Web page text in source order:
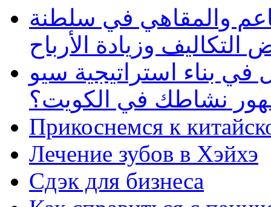
والمقاهي في سلطنة
وزيادة الأرباح
بناء استراتيجية سيو
نشاطك في الكويت؟
Прикоснемся к
Лечение зубов в Хэйхэ
Сдэк для бизнеса